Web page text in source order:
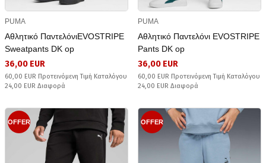
PUMA
Αθλητικό ΠαντελόνιEVOSTRIPE
Sweatpants DK op
36,00 EUR
60,00 EUR Προτεινόμενη Τιμή Καταλόγου
24,00 EUR Διαφορά
PUMA
Αθλητικό Παντελόνι EVOSTRIPE
Pants DK op
36,00 EUR
60,00 EUR Προτεινόμενη Τιμή Καταλόγου
24,00 EUR Διαφορά
OFFER OFFER